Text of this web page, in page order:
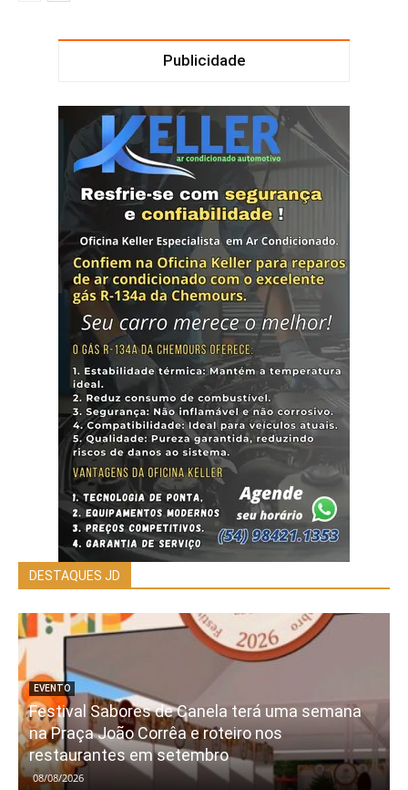
Publicidade
DESTAQUES JD
EVENTO
Festival Sabores de Canela terá uma semana
na Praça João Corrêa e roteiro nos
restaurantes em setembro
08/08/2026